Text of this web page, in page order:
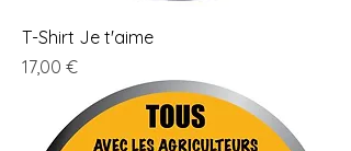
T-Shirt Je t'aime
Prix
17,00 €